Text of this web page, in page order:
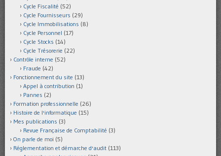
Cycle Fiscalité (52)
Cycle Fournisseurs (29)
Cycle Immobilisations (8)
Cycle Personnel (17)
Cycle Stocks (14)
Cycle Trésorerie (22)
Contrôle interne (52)
Fraude (42)
Fonctionnement du site (13)
Appel à contribution (1)
Pannes (2)
Formation professionnelle (26)
Histoire de l'informatique (15)
Mes publications (3)
Revue Française de Comptabilité (3)
On parle de moi (5)
Réglementation et démarche d'audit (113)